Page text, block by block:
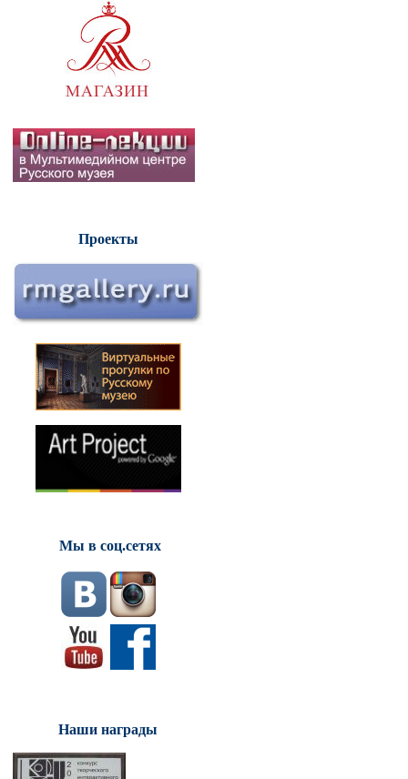
Проекты
Мы в соц.сетях
Наши награды